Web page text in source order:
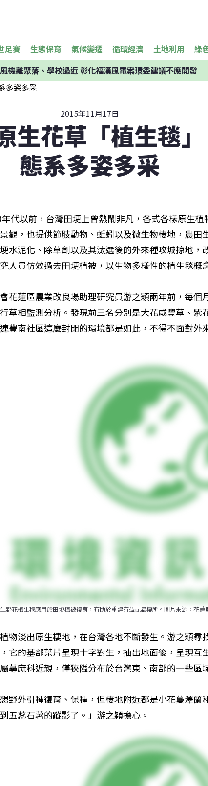
足賽 生態保育 氣候變遷 循環經濟 土地利用 綠
風機離聚落、學校過近 彰化福漢風電案環委建議不應開發
2015年11月17日
生花草「植生毯
態系多姿多采
年代以前，台灣田埂上曾熱鬧非凡，各式各樣原生植
觀，也提供節肢動物、蚯蚓以及微生物棲地，農田
水泥化、除草劑以及其汰選後的外來種攻城掠地，
人員仿效過去田埂植被，以生物多樣性的植生毯概
花蓮區農業改良場助理研究員游之穎兩年前，每個
草相監測分析。發現前三名分別是大花咸豐草、紫
豐南社區這麼封閉的環境都是如此，不得不面對外
野花植生毯應用於田埂植被復育，有助於重建有益昆蟲棲所。圖片來源：花蓮
物淡出原生棲地，在台灣各地不斷發生。游之穎尋
它的基部葉片呈現十字對生，抽出地面後，呈現互
蕁麻科近親，僅狹隘分布於台灣東、南部的一些區
野外引種復育、保種，但棲地附近都是小花蔓澤蘭
五蕊石薯的蹤影了。」游之穎擔心。